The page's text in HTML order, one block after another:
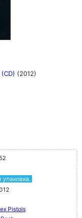
(2012)
упаковка.
Pistols